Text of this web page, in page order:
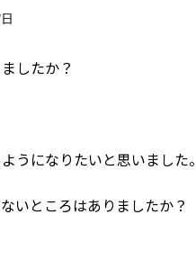
したか？
うになりたいと思いました。
いところはありましたか？